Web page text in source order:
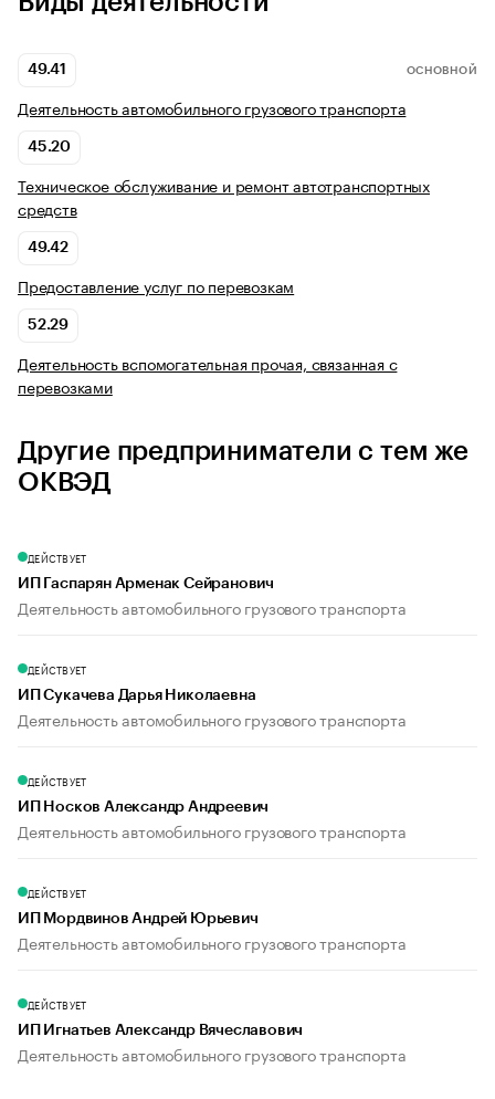
49.41 ОСНОВНОЙ
Деятельность автомобильного грузового транспорта
45.20
Техническое обслуживание и ремонт автотранспортных
средств
49.42
Предоставление услуг по перевозкам
52.29
Деятельность вспомогательная прочая, связанная с
перевозками
Другие предприниматели с тем же
ОКВЭД
ДЕЙСТВУЕТ
ИП Гаспарян Арменак Сейранович
Деятельность автомобильного грузового транспорта
ДЕЙСТВУЕТ
ИП Сукачева Дарья Николаевна
Деятельность автомобильного грузового транспорта
ДЕЙСТВУЕТ
ИП Носков Александр Андреевич
Деятельность автомобильного грузового транспорта
ДЕЙСТВУЕТ
ИП Мордвинов Андрей Юрьевич
Деятельность автомобильного грузового транспорта
ДЕЙСТВУЕТ
ИП Игнатьев Александр Вячеславович
Деятельность автомобильного грузового транспорта